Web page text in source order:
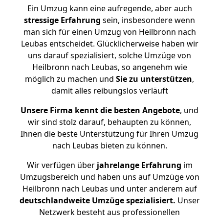
Ein Umzug kann eine aufregende, aber auch
stressige Erfahrung sein, insbesondere wenn
man sich für einen Umzug von Heilbronn nach
Leubas entscheidet. Glücklicherweise haben wir
uns darauf spezialisiert, solche Umzüge von
Heilbronn nach Leubas, so angenehm wie
möglich zu machen und Sie zu unterstützen,
damit alles reibungslos verläuft
Unsere Firma kennt die besten Angebote, und
wir sind stolz darauf, behaupten zu können,
Ihnen die beste Unterstützung für Ihren Umzug
nach Leubas bieten zu können.
Wir verfügen überjahrelange Erfahrung im
Umzugsbereich und haben uns auf Umzüge von
Heilbronn nach Leubas und unter anderem auf
deutschlandweite Umzüge spezialisiert. Unser
Netzwerk besteht aus professionellen